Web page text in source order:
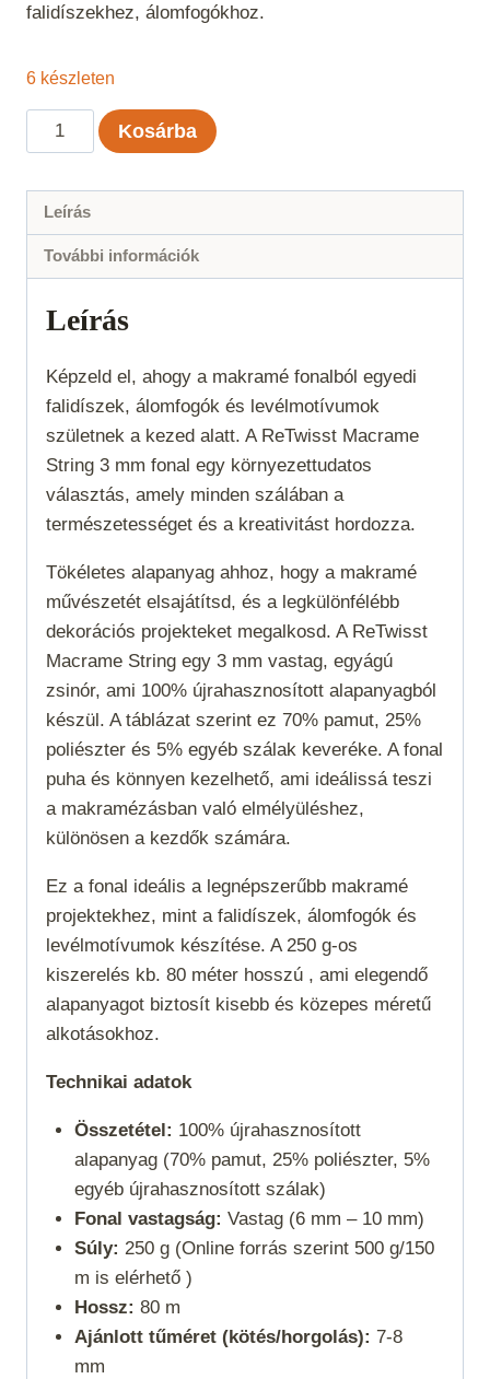
falidíszekhez, álomfogókhoz.
6 készleten
ReTwisst
Macrame
mm
mennyiség
Kosárba
Leírás
További információk
Leírás
Képzeld el, ahogy a makramé fonalból egyedi
falidíszek, álomfogók és levélmotívumok
születnek a kezed alatt. A ReTwisst Macrame
String 3 mm fonal egy környezettudatos
választás, amely minden szálában a
természetességet és a kreativitást hordozza.
Tökéletes alapanyag ahhoz, hogy a makramé
művészetét elsajátítsd, és a legkülönfélébb
dekorációs projekteket megalkosd. A ReTwisst
Macrame String egy 3 mm vastag, egyágú
zsinór, ami 100% újrahasznosított alapanyagból
készül. A táblázat szerint ez 70% pamut, 25%
poliészter és 5% egyéb szálak keveréke. A fonal
puha és könnyen kezelhető, ami ideálissá teszi
a makramézásban való elmélyüléshez,
különösen a kezdők számára.
Ez a fonal ideális a legnépszerűbb makramé
projektekhez, mint a falidíszek, álomfogók és
levélmotívumok készítése. A 250 g-os
kiszerelés kb. 80 méter hosszú , ami elegendő
alapanyagot biztosít kisebb és közepes méretű
alkotásokhoz.
Technikai adatok
Összetétel: 100% újrahasznosított
alapanyag (70% pamut, 25% poliészter, 5%
egyéb újrahasznosított szálak)
Fonal vastagság: Vastag (6 mm – 10 mm)
Súly: 250 g (Online forrás szerint 500 g/150
m is elérhető )
Hossz: 80 m
Ajánlott tűméret (kötés/horgolás): 7-8
mm